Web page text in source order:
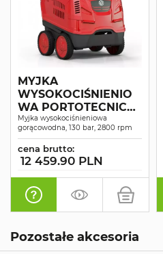
MYJKA
WYSOKOCIŚNIENIO
WA PORTOTECNICA
ARGON-H4 D1309P M
Myjka wysokociśnieniowa
gorącowodna, 130 bar, 2800 rpm
cena brutto:
12 459.90 PLN
Pozostałe akcesoria